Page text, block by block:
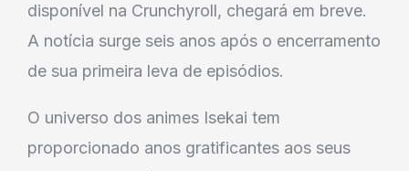
disponível na Crunchyroll, chegará em breve.
A notícia surge seis anos após o encerramento
de sua primeira leva de episódios.
O universo dos animes Isekai tem
proporcionado anos gratificantes aos seus